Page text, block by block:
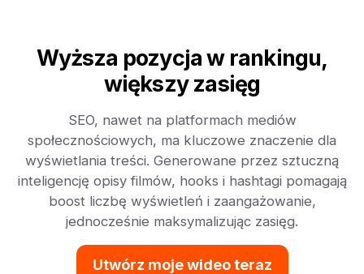
Wyższa pozycja w rankingu,
większy zasięg
SEO, nawet na platformach mediów
społecznościowych, ma kluczowe znaczenie dla
wyświetlania treści. Generowane przez sztuczną
inteligencję opisy filmów, hooks i hashtagi pomagają
boost liczbę wyświetleń i zaangażowanie,
jednocześnie maksymalizując zasięg.
Utwórz moje wideo teraz